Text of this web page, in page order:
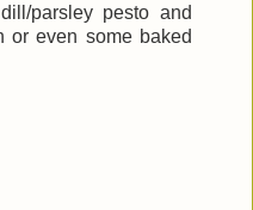
parsley pesto and
or even some baked